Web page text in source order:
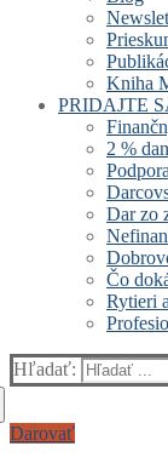
Kniha
PRIDAJTE
2 %
Dar zo
Čo
Rytieri
Hľadať:
Darovať